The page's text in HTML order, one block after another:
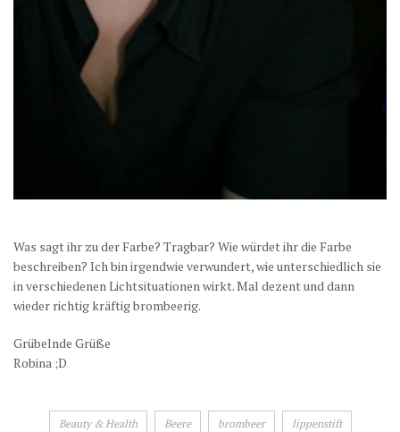
Was sagt ihr zu der Farbe? Tragbar? Wie würdet ihr die Farbe
beschreiben? Ich bin irgendwie verwundert, wie unterschiedlich sie
in verschiedenen Lichtsituationen wirkt. Mal dezent und dann
wieder richtig kräftig brombeerig.
Grübelnde Grüße
Robina ;D
Beauty & Health Beere brombeer lippenstift